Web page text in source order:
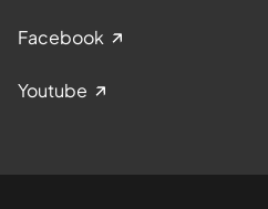
Facebook
Youtube